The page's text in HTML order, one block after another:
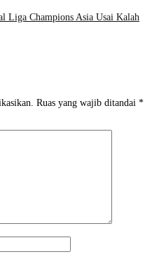
Liga Champions Asia Usai Kalah
Ruas yang wajib ditandai *